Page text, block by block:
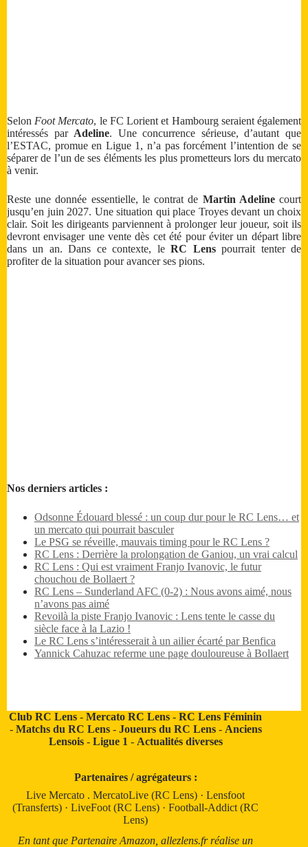
Selon Foot Mercato, le FC Lorient et Hambourg seraient également
intéressés par Adeline. Une concurrence sérieuse, d’autant que
l’ESTAC, promue en Ligue 1, n’a pas forcément l’intention de se
séparer de l’un de ses éléments les plus prometteurs lors du mercato
à venir.
Reste une donnée essentielle, le contrat de Martin Adelinecourt
jusqu’en juin 2027. Une situation qui place Troyes devant un choix
clair. Soit les dirigeants parviennent à prolonger leur joueur, soit ils
devront envisager une vente dès cet été pour éviter un départ libre
dans un an. Dans ce contexte, leRC Lenspourrait tenter de
profiter de la situation pour avancer ses pions.
Nos derniers articles :
Odsonne Édouard blessé : un coup dur pour le RC Lens… et
un mercato qui pourrait basculer
Le PSG se réveille, mauvais timing pour le RC Lens ?
RC Lens : Derrière la prolongation de Ganiou, un vrai calcul
RC Lens : Qui est vraiment Franjo Ivanovic, le futur
chouchou de Bollaert ?
RC Lens – Sunderland AFC (0-2) : Nous avons aimé, nous
n’avons pas aimé
Revoilà la piste Franjo Ivanovic : Lens tente le casse du
siècle face à la Lazio !
Le RC Lens s’intéresserait à un ailier écarté par Benfica
Yannick Cahuzac referme une page douloureuse à Bollaert
Club RC Lens -Mercato RC Lens -RC Lens Féminin
- Matchs du RC Lens- Joueurs du RC Lens- Anciens
Lensois- Ligue 1 - Actualités diverses
Partenaires / agrégateurs :
Live Mercato .MercatoLive (RC Lens) ·Lensfoot
(Transferts) ·LiveFoot (RC Lens) ·Football-Addict (RC
Lens)
En tant que Partenaire Amazon, allezlens.fr réalise un